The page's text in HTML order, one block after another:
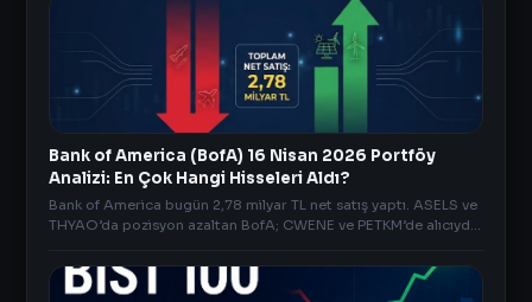
Bank of America (BofA) 16 Nisan 2026 Portföy
Analizi: En Çok Hangi Hisseleri Aldı?
Bank of America bugün 2,78 milyar TL net satış yaptı. ASELS ve
THYAO’da pozisyon azaltan BofA; CWENE ve PETKM’de alıcıydı.